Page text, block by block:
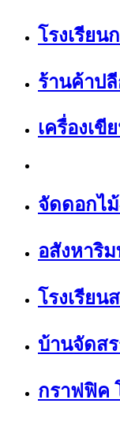
โรงเรียน
ร้านค้าป
เครื่องเขี
จัดดอกไ
อสังหาริ
โรงเรีย
บ้านจัดส
กราฟฟิค